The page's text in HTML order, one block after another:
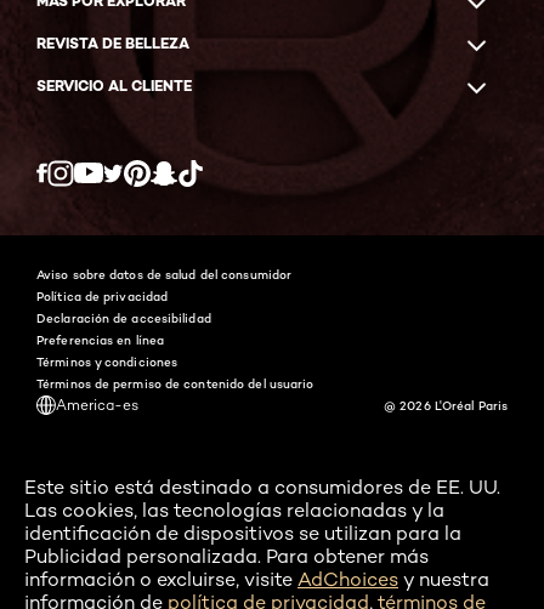
REVISTA DE BELLEZA
SERVICIO AL CLIENTE
Twitter
America-es
Aviso sobre datos de salud del consumidor
Política de privacidad
Declaración de accesibilidad
Preferencias en línea
Términos y condiciones
Términos de permiso de contenido del usuario
@ 2026 L'Oréal Paris
Este sitio está destinado a consumidores de EE. UU.
Las cookies, las tecnologías relacionadas y la
identificación de dispositivos se utilizan para la
Publicidad personalizada. Para obtener más
información o excluirse, visite AdChoices y nuestra
información de política de privacidad, términos de